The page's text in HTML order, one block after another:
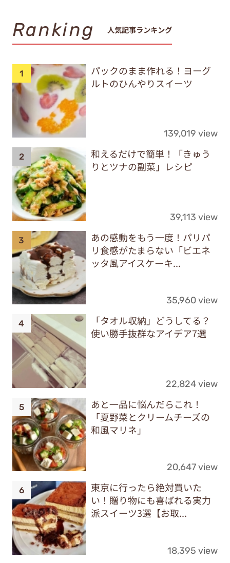
Ranking 人気記事ランキング
パックのまま作れる！ヨーグ
ルトのひんやりスイーツ
139,019 view
和えるだけで簡単！「きゅう
りとツナの副菜」レシピ
39,113 view
あの感動をもう一度！パリパ
リ食感がたまらない「ビエネ
ッタ風アイスケーキ...
35,960 view
「タオル収納」どうしてる？
使い勝手抜群なアイデア7選
22,824 view
あと一品に悩んだらこれ！
「夏野菜とクリームチーズの
和風マリネ」
20,647 view
東京に行ったら絶対買いた
い！贈り物にも喜ばれる実力
派スイーツ3選【お取...
18,395 view